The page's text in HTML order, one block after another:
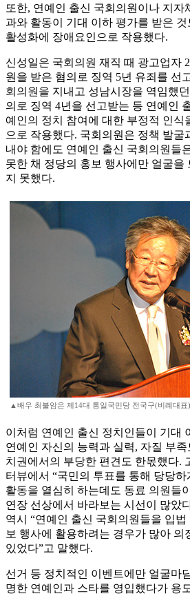
또한, 연예인 출신 국회의원이나 지자
과와 활동이 기대 이하 평가를 받은
활성화에 장애요인으로 작용했다.
신성일은 국회의원 재직 때 광고업자
원을 받은 혐의로 징역 5년 유죄를 선
회의원을 지내고 성남시장을 역임했
의로 징역 4년을 선고받는 등 연예인
예인의 정치 참여에 대한 부정적 인식
으로 작용했다. 국회의원은 정책 발굴
내야 함에도 연예인 출신 국회의원들
못한 채 정당의 홍보 행사에만 얼굴을
지 못했다.
▲배우 최불암은 제14대 통일국민당 전국구(비례대표
이처럼 연예인 출신 정치인들이 기대
연예인 자신의 능력과 실력, 자질 부
치권에서의 부당한 편견도 한몫했다.
터뷰에서 “국민의 투표를 통해 당당
활동을 열심히 하는데도 동료 의원들
연장 선상에서 바라보는 시선이 많았
역시 “연예인 출신 국회의원들을 입
보 행사에 활용하려는 경우가 많아 의
있었다”고 말했다.
선거 등 정치적인 이벤트에만 얼굴마
명한 연예인과 스타를 영입했다가 용